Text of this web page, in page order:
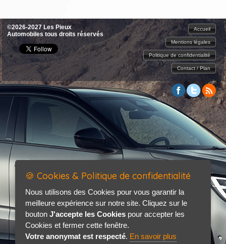
©2026-2027 Les Pieux
Automobiles tous droits réservés
Accueil
Mentions légales
Politique de confidentialité
Contact / Plan
🍪 Cookies & Politique de confidentialité
Nous utilisons des Cookies pour vous garantir la
meilleure expérience sur notre site. Cliquez sur le
bouton J'accepte les Cookies pour accepter les
Cookies et fermer cette fenêtre.
Votre anonymat est respecté. En savoir plus